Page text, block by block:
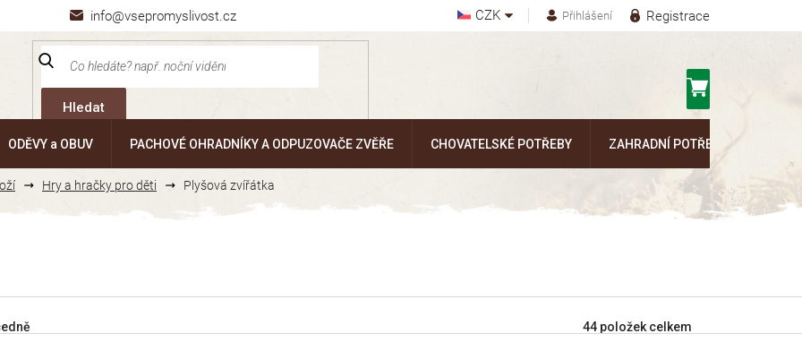
info@vsepromyslivost.cz CZK Registrace
Přihlášení
Hledat
ODĚVY a OBUV PACHOVÉ OHRADNÍKY A ODPUZOVAČE ZVĚŘE CHOVATELSKÉ POTŘEBY ZAHRADNÍ POTŘEBY
Hry a hračky pro děti Plyšová zvířátka
44 položek celkem